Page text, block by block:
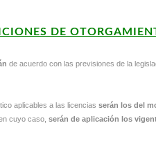
DE
de acuerdo con las previsiones de la
aplicables a las licencias serán los del
cuyo caso, serán de aplicación los